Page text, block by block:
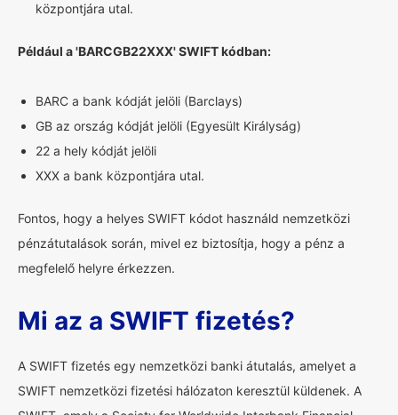
központjára utal.
Például a 'BARCGB22XXX' SWIFT kódban:
BARC a bank kódját jelöli (Barclays)
GB az ország kódját jelöli (Egyesült Királyság)
22 a hely kódját jelöli
XXX a bank központjára utal.
Fontos, hogy a helyes SWIFT kódot használd nemzetközi
pénzátutalások során, mivel ez biztosítja, hogy a pénz a
megfelelő helyre érkezzen.
Mi az a SWIFT fizetés?
A SWIFT fizetés egy nemzetközi banki átutalás, amelyet a
SWIFT nemzetközi fizetési hálózaton keresztül küldenek. A